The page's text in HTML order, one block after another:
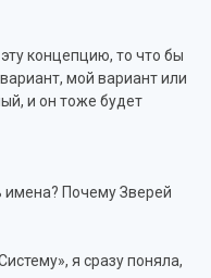
концепцию, то что бы
мой вариант или
и он тоже будет
имена? Почему Зверей
я сразу поняла,